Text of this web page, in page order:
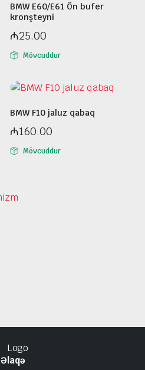
BMW E60/E61 Ön bufer
kronşteyni
₼25.00
Mövcuddur
BMW F10 jaluz qabaq
₼160.00
Mövcuddur
Əlaqə